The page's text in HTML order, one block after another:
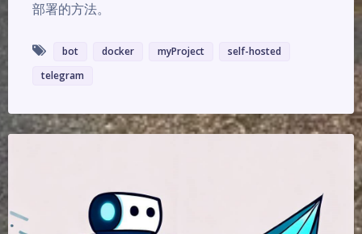
浅阴影 深阴影
部署的方法。
bot docker myProject
self-hosted
telegram